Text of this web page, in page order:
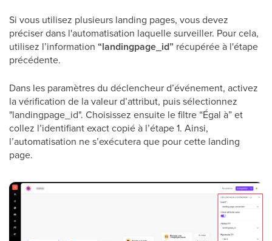
Si vous utilisez plusieurs landing pages, vous devez
préciser dans l'automatisation laquelle surveiller. Pour cela,
utilisez l’information “landingpage_id” récupérée à l'étape
précédente.
Dans les paramètres du déclencheur d’événement, activez
la vérification de la valeur d’attribut, puis sélectionnez
"landingpage_id". Choisissez ensuite le filtre “Égal à” et
collez l’identifiant exact copié à l’étape 1. Ainsi,
l’automatisation ne s’exécutera que pour cette landing
page.